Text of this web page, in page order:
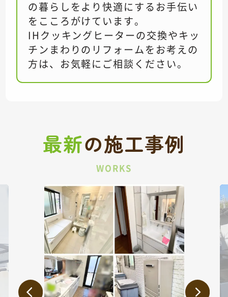
の暮らしをより快適にするお手伝い
をこころがけています。
IHクッキングヒーターの交換やキッ
チンまわりのリフォームをお考えの
方は、お気軽にご相談ください。
最新の施工事例
WORKS